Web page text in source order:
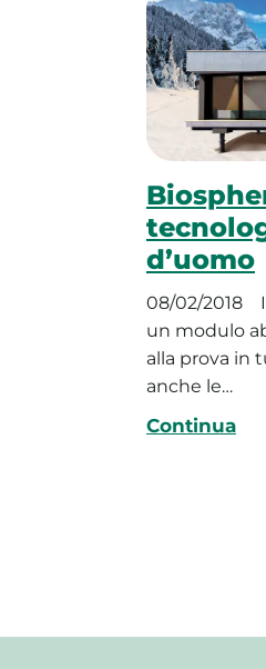
d’uomo
08/02/2018
un modulo
alla prova in
anche le…
Continua